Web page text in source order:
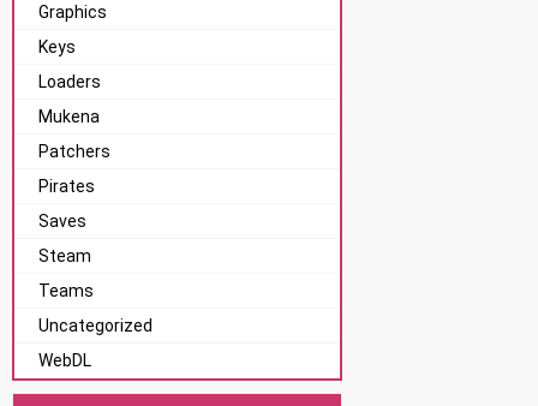
Graphics
Keys
Loaders
Mukena
Patchers
Pirates
Saves
Steam
Teams
Uncategorized
WebDL